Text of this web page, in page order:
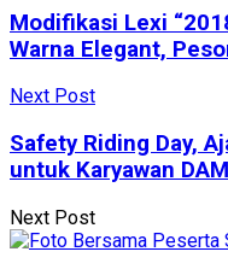
Modifikasi Lexi
Warna Elegant,
Next Post
Safety Riding Day,
untuk Karyawan DAM
Next Post